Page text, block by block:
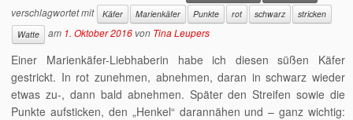
verschlagwortet mit
Käfer Marienkäfer Punkte rot schwarz
stricken
Watte
am 1. Oktober 2016 von Tina Leupers
Einer Marienkäfer-Liebhaberin habe ich diesen süßen Käfer
gestrickt. In rot zunehmen, abnehmen, daran in schwarz wieder
etwas zu-, dann bald abnehmen. Später den Streifen sowie die
Punkte aufsticken, den „Henkel“ darannähen und – ganz wichtig: